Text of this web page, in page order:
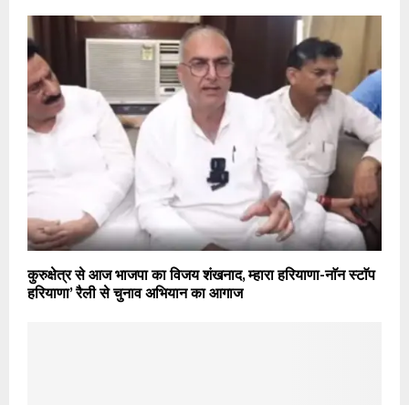
कुरुक्षेत्र से आज भाजपा का विजय शंखनाद, म्हारा हरियाणा-नाॅन स्टाॅप
हरियाणा’ रैली से चुनाव अभियान का आगाज